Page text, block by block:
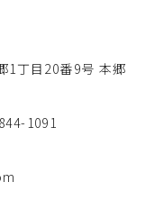
1丁目20番9号 本郷
1091